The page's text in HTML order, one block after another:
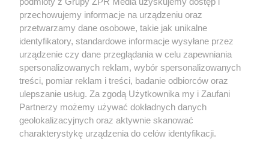
Iga Świątek wygrywa w WTA
Toronto. Trzysetowy bój pełen
zwrotów akcji
przechowujemy informacje na urządzeniu oraz
przetwarzamy dane osobowe, takie jak unikalne
identyfikatory, standardowe informacje wysyłane przez
urządzenie czy dane przeglądania w celu zapewniania
spersonalizowanych reklam, wybór spersonalizowanych
treści, pomiar reklam i treści, badanie odbiorców oraz
ulepszanie usług. Za zgodą Użytkownika my i Zaufani
Partnerzy możemy używać dokładnych danych
geolokalizacyjnych oraz aktywnie skanować
charakterystykę urządzenia do celów identyfikacji.